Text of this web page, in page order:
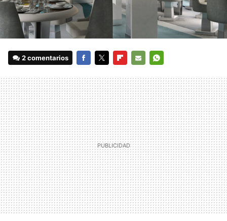
2 comentarios
MAIL